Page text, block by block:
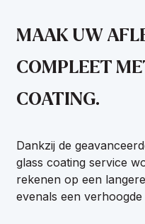
MAAK UW
COMPLEET
COATING.
Dankzij de
glass coating service
rekenen op een
evenals een